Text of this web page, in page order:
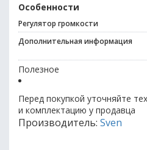
Особенности
Регулятор громкости
Дополнительная информация
Полезное
Перед покупкой уточняйте
и комплектацию у продавца
Производитель: Sven